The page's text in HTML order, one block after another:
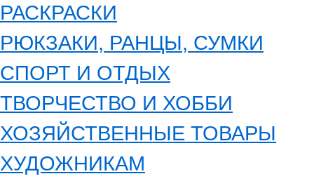
РАСКРАСКИ
РЮКЗАКИ, РАНЦЫ, СУМКИ
СПОРТ И ОТДЫХ
ТВОРЧЕСТВО И ХОББИ
ХОЗЯЙСТВЕННЫЕ ТОВАРЫ
ХУДОЖНИКАМ